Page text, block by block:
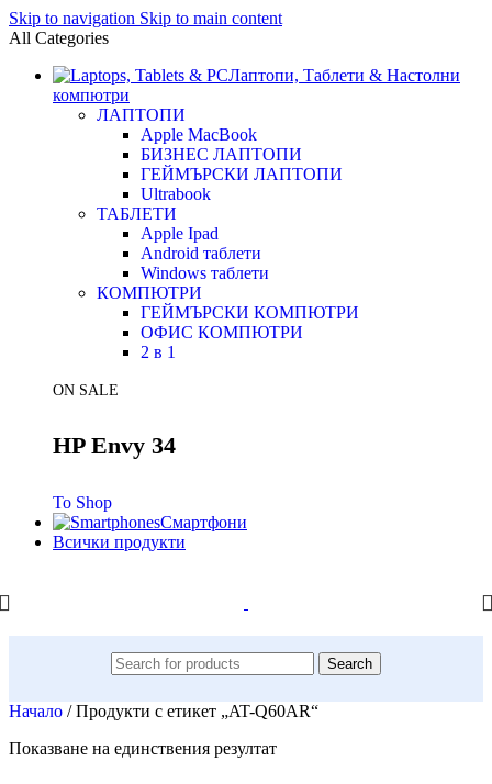
Skip to navigation Skip to main content
All Categories
Лаптопи, Таблети & Настолни
компютри
ЛАПТОПИ
Apple MacBook
БИЗНЕС ЛАПТОПИ
ГЕЙМЪРСКИ ЛАПТОПИ
Ultrabook
ТАБЛЕТИ
Apple Ipad
Android таблети
Windows таблети
КОМПЮТРИ
ГЕЙМЪРСКИ КОМПЮТРИ
ОФИС КОМПЮТРИ
2 в 1
ON SALE
HP Envy 34
To Shop
Смартфони
Всички продукти
Search
Начало / Продукти с етикет „AT-Q60AR“
Показване на единствения резултат